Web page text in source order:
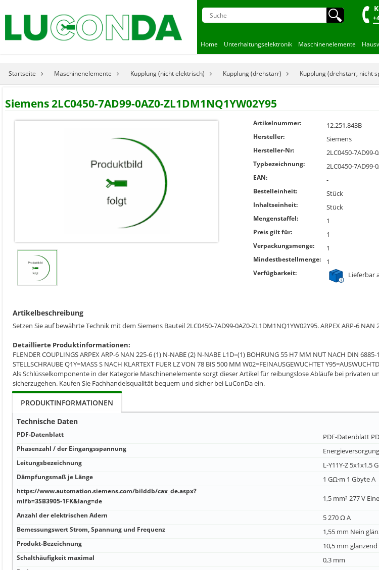
🔍︎
Home Unterhaltungselektronik Maschinenelemente
Startseite Maschinenelemente Kupplung (nicht elektrisch) Kupplung (drehstarr) Kupplung (drehstarr, nicht
Siemens 2LC0450-7AD99-0AZ0-ZL1DM1NQ1YW02Y95
Artikelnummer: 12.251.843B
Hersteller: Siemens
Hersteller-Nr: 2LC0450-7AD99-
Typbezeichnung: 2LC0450-7AD99-
EAN: -
Bestelleinheit: Stück
Inhaltseinheit: Stück
Mengenstaffel: 1
Preis gilt für: 1
Verpackungsmenge: 1
Mindestbestellmenge: 1
Verfügbarkeit: Lieferbar
Artikelbeschreibung
Setzen Sie auf bewährte Technik mit dem Siemens Bauteil 2LC0450-7AD99-0AZ0-ZL1DM1NQ1YW02Y95. ARPEX ARP-6 NAN
Detaillierte Produktinformationen:
FLENDER COUPLINGS ARPEX ARP-6 NAN 225-6 (1) N-NABE (2) N-NABE L1D=(1) BOHRUNG 55 H7 MM NUT NACH DIN
STELLSCHRAUBE Q1Y=MASS S NACH KLARTEXT FUER LZ VON 78 BIS 500 MM W02=FEINAUSGEWUCHTET
Als Schlüsselkomponente in der Kategorie Maschinenelemente sorgt dieser Artikel für reibungslose Abläufe bei privaten
sicherzugehen. Kaufen Sie Fachhandelsqualität bequem und sicher bei LuConDa ein.
PRODUKTINFORMATIONEN
Technische Daten
PDF-Datenblatt PDF-Datenblatt
Phasenzahl / der Eingangsspannung
Leitungsbezeichnung L-Y11Y-Z 5x1x1,5
Dämpfungsmaß je Länge 1 GΩ·m 1 Gbyte A
https://www.automation.siemens.com/bilddb/cax_de.aspx?
mlfb=3SB3905-1FK&lang=de
1,5 mm² 277 V
Anzahl der elektrischen Adern 5 270 Ω A
Bemessungswert Strom, Spannung und Frequenz 1,55 mm Nein
Produkt-Bezeichnung 10,5 mm glänzend
Schalthäufigkeit maximal 0,3 mm